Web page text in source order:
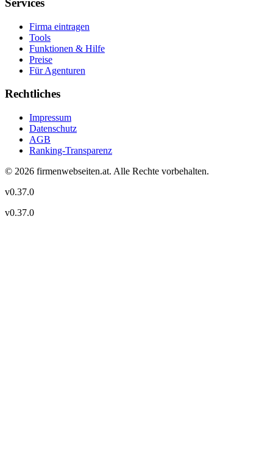
Services
Firma eintragen
Tools
Funktionen & Hilfe
Preise
Für Agenturen
Rechtliches
Impressum
Datenschutz
AGB
Ranking-Transparenz
© 2026 firmenwebseiten.at. Alle Rechte vorbehalten.
v0.37.0
v0.37.0